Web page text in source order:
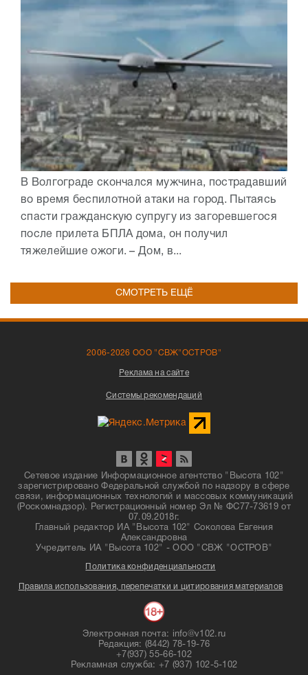
В Волгограде скончался мужчина, пострадавший
во время беспилотной атаки на город. Пытаясь
спасти гражданскую супругу из загоревшегося
после прилета БПЛА дома, он получил
тяжелейшие ожоги. – Дом, в...
СМОТРЕТЬ ЕЩЁ
2006-2026 ООО "СВЖ"ОСТРОВ"
Реклама на сайте
Системы рекомендаций
Сетевое издание Информационное агентство "Высота 102"
зарегистрировано Федеральной службой по надзору в сфере
связи, информационных технологий и массовых коммуникаций
(Роскомнадзор). Регистрационный номер Эл № ФС77-73619 от
07.09.2018г.
Главный редактор ИА "Высота 102" Соколова Евгения
Александровна
Учредитель ИА "Высота 102" - ООО "СВЖ "ОСТРОВ"
Политика конфиденциальности
Правила использования, перепечатки и цитирования материалов
Электронная почта: info@v102.ru
Редакция: (8442) 78-19-76
+7(937) 55-66-102
Рекламная служба: +7 (937) 102-5-102